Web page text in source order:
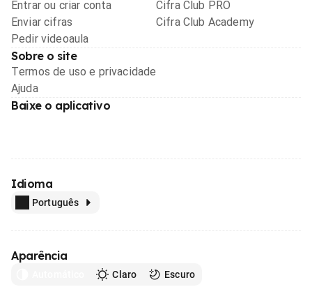
Entrar ou criar conta
Enviar cifras
Pedir videoaula
Cifra Club PRO
Cifra Club Academy
Sobre o site
Termos de uso e privacidade
Ajuda
Baixe o aplicativo
Idioma
Português
Aparência
Claro Escuro